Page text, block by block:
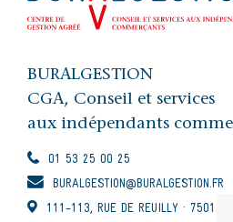
BURALGESTION
CGA, Conseil et services
aux indépendants
01 53 25 00 25
BURALGESTION@BURALGESTION.FR
111-113, RUE DE REUILLY · 75012